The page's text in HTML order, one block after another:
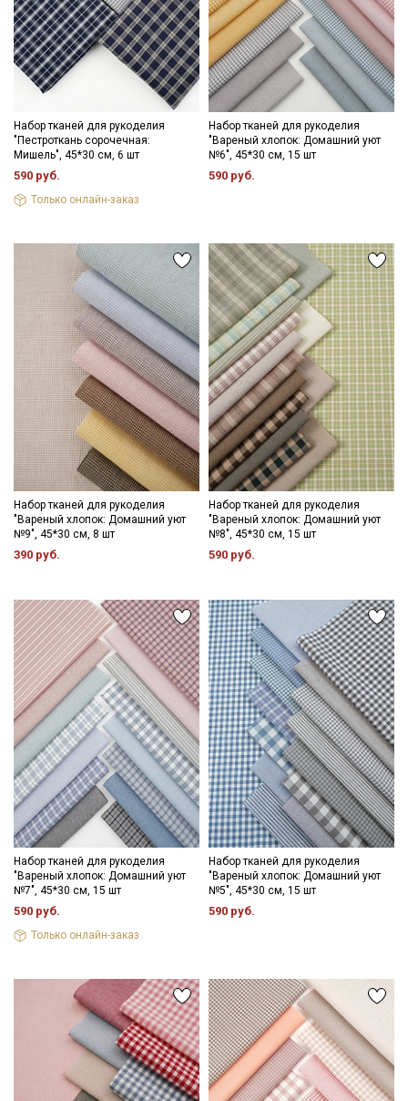
Набор тканей для рукоделия
"Пестроткань сорочечная:
Мишель", 45*30 см, 6 шт
590 руб.
Только онлайн-заказ
Набор тканей для рукоделия
"Вареный хлопок: Домашний уют
№6", 45*30 см, 15 шт
590 руб.
Набор тканей для рукоделия
"Вареный хлопок: Домашний уют
№9", 45*30 см, 8 шт
390 руб.
Набор тканей для рукоделия
"Вареный хлопок: Домашний уют
№8", 45*30 см, 15 шт
590 руб.
Набор тканей для рукоделия
"Вареный хлопок: Домашний уют
№7", 45*30 см, 15 шт
590 руб.
Только онлайн-заказ
Набор тканей для рукоделия
"Вареный хлопок: Домашний уют
№5", 45*30 см, 15 шт
590 руб.
Секретная рассылка от Купава
Мы публикуем здесь дополнительные
промокоды и скидки до 30% на узкие
категории тканей
Электронная почта
Подписаться
Ознакомлен(а) сПолитикой обработки персональных
данныхи даюСогласие на обработку персональных
данных
ДаюСогласие на получение рекламных и
информационных рассылок